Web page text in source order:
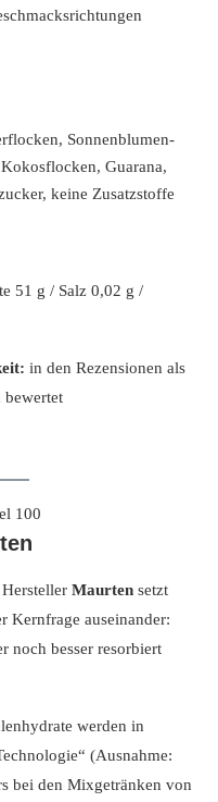
Sonnenblumen-
Guarana,
keine Zusatzstoffe
51 g / Salz 0,02 g /
in den Rezensionen als
Maurten setzt
Kernfrage auseinander:
noch besser resorbiert
werden in
(Ausnahme:
bei den Mixgetränken von